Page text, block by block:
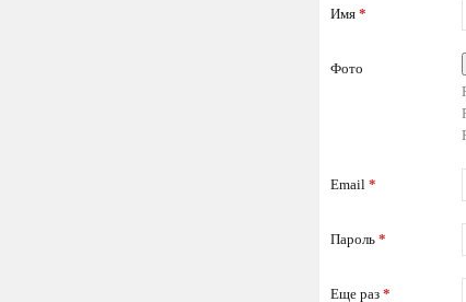
Имя *
Фото
Email *
Пароль *
Еще раз *